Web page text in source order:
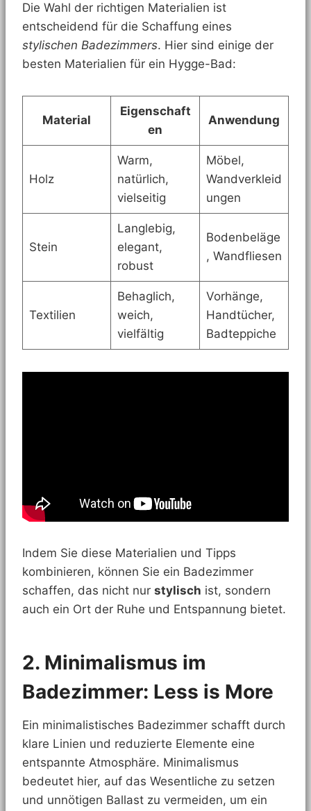
Die Wahl der richtigen Materialien ist
entscheidend für die Schaffung eines
stylischen Badezimmers. Hier sind einige der
besten Materialien für ein Hygge-Bad:
Material
Eigenschaft
en
Anwendung
Holz
Warm,
natürlich,
vielseitig
Möbel,
Wandverkleid
ungen
Stein
Langlebig,
elegant,
robust
Bodenbeläge
, Wandfliesen
Textilien
Behaglich,
weich,
vielfältig
Vorhänge,
Handtücher,
Badteppiche
Indem Sie diese Materialien und Tipps
kombinieren, können Sie ein Badezimmer
schaffen, das nicht nur stylisch ist, sondern
auch ein Ort der Ruhe und Entspannung bietet.
2. Minimalismus im
Badezimmer: Less is More
Ein minimalistisches Badezimmer schafft durch
klare Linien und reduzierte Elemente eine
entspannte Atmosphäre. Minimalismus
bedeutet hier, auf das Wesentliche zu setzen
und unnötigen Ballast zu vermeiden, um ein